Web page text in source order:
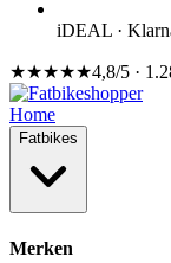
iDEAL ·
★★★★★4,8/5 ·
Home
Fatbikes
Merken